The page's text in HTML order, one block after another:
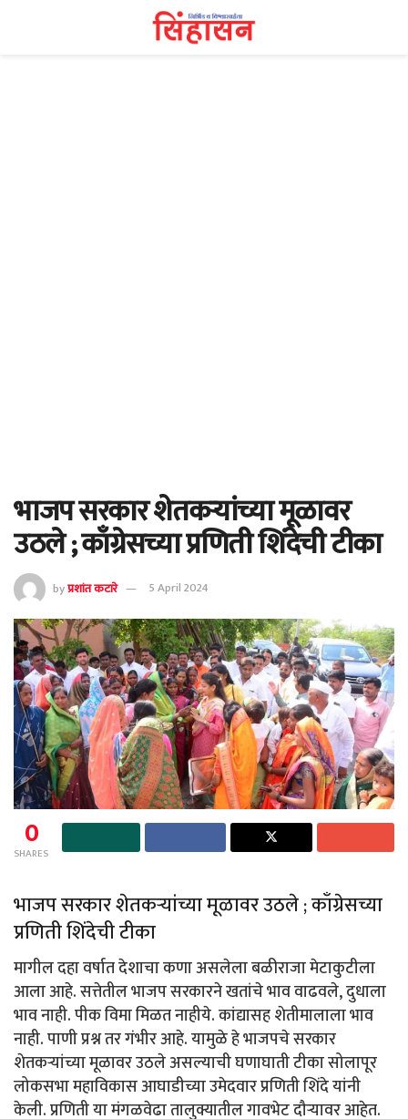
भाजप सरकार शेतकऱ्यांच्या मूळावर
उठले ; काँग्रेसच्या प्रणिती शिंदेची टीका
byप्रशांत कटारे 5 April 2024
0
SHARES
भाजप सरकार शेतकऱ्यांच्या मूळावर उठले ; काँग्रेसच्या
प्रणिती शिंदेची टीका
मागील दहा वर्षात देशाचा कणा असलेला बळीराजा मेटाकुटीला
आला आहे. सत्तेतील भाजप सरकारने खतांचे भाव वाढवले, दुधाला
भाव नाही. पीक विमा मिळत नाहीये. कांद्यासह शेतीमालाला भाव
नाही. पाणी प्रश्न तर गंभीर आहे. यामुळे हे भाजपचे सरकार
शेतकऱ्यांच्या मूळावर उठले असल्याची घणाघाती टीका सोलापूर
लोकसभा महाविकास आघाडीच्या उमेदवार प्रणिती शिंदे यांनी
केली. प्रणिती या मंगळवेढा तालुक्यातील गावभेट दौऱ्यावर आहेत.